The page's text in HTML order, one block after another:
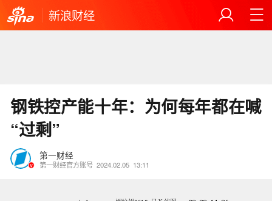
新浪财经
钢铁控产能十年：为何每年都在喊
“过剩”
第一财经
第一财经官方账号 2024.02.05 13:11